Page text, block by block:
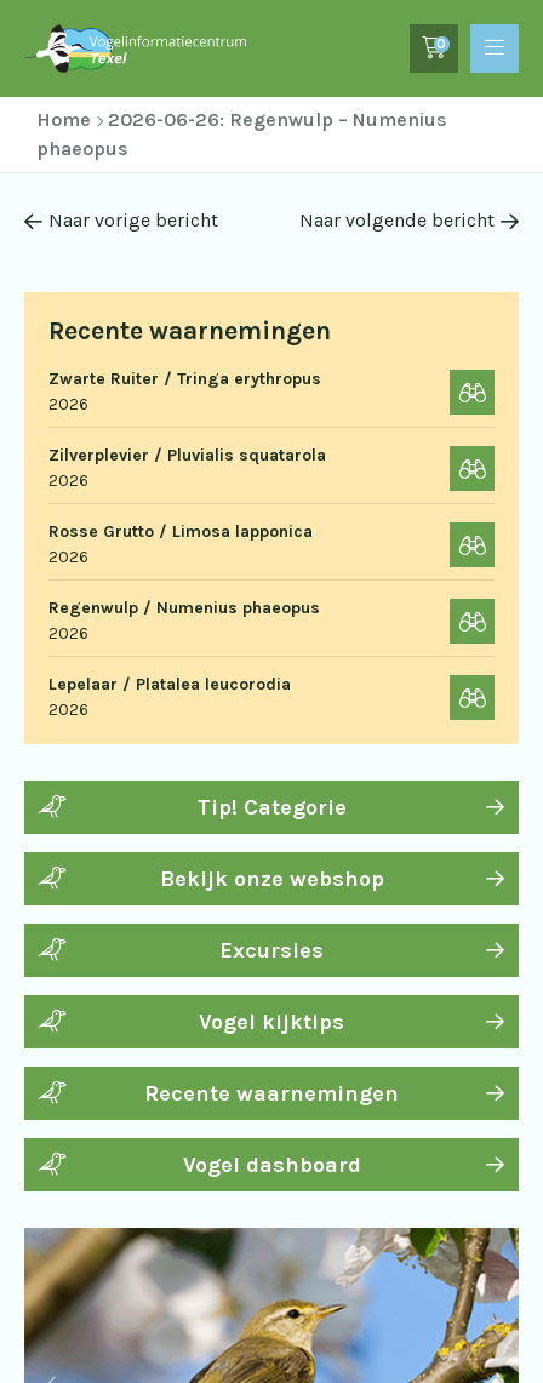
0
Home
2026-06-26: Regenwulp – Numenius
phaeopus
Recente waarnemingen
Zwarte Ruiter / Tringa erythropus
2026
Zilverplevier / Pluvialis squatarola
2026
Rosse Grutto / Limosa lapponica
2026
Regenwulp / Numenius phaeopus
2026
Lepelaar / Platalea leucorodia
2026
Tip! Categorie
Bekijk onze webshop
Excursies
Vogel kijktips
Recente waarnemingen
Vogel dashboard
Naar vorige bericht Naar volgende bericht